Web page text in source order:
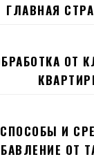
ГЛАВНАЯ
ОТ
СПОСОБЫ И
ОТ